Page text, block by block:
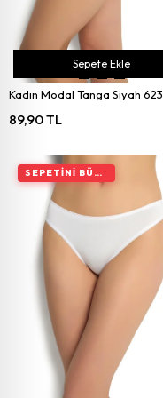
Kadın Modal Tanga Siyah 623
89,90 TL
Sepete Ekle
SEPETINI BÜYÜT, İNDIRIMI ARTIR